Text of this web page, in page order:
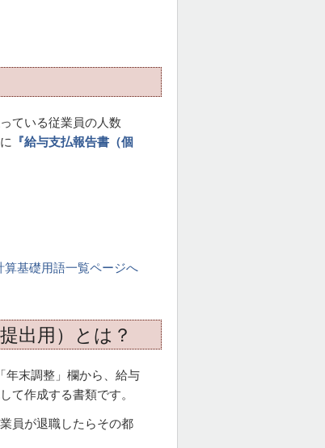
ている従業員の人数
『給与支払報告書（個
基礎用語一覧ページへ
出用）とは？
年末調整」欄から、給与
て作成する書類です。
員が退職したらその都